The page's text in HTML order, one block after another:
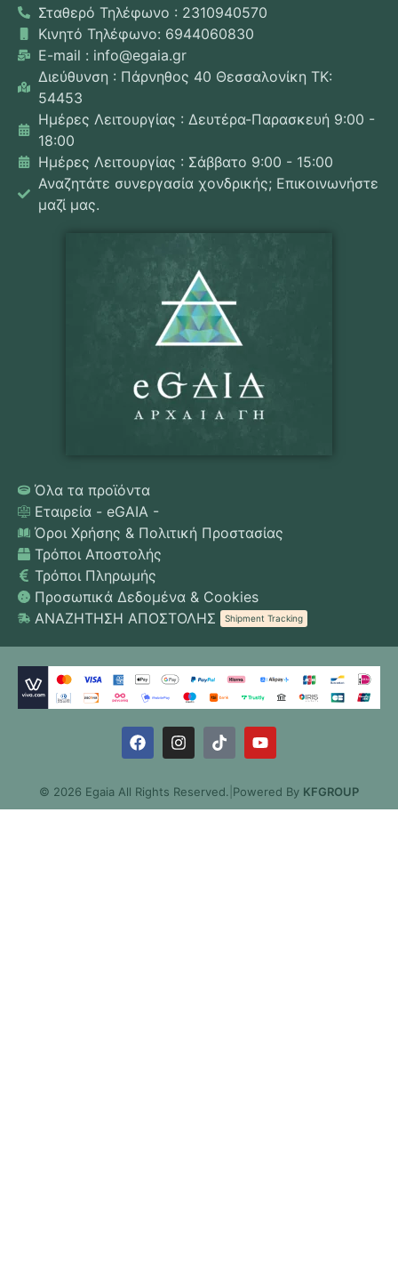
Σταθερό Τηλέφωνο : 2310940570
Κινητό Τηλέφωνο: 6944060830
E-mail : info@egaia.gr
Διεύθυνση : Πάρνηθος 40 Θεσσαλονίκη ΤΚ:
54453
Ημέρες Λειτουργίας : Δευτέρα-Παρασκευή 9:00 -
18:00
Ημέρες Λειτουργίας : Σάββατο 9:00 - 15:00
Αναζητάτε συνεργασία χονδρικής; Επικοινωνήστε
μαζί μας.
Όλα τα προϊόντα
Εταιρεία - eGAIA -
Όροι Χρήσης & Πολιτική Προστασίας
Τρόποι Αποστολής
Τρόποι Πληρωμής
Προσωπικά Δεδομένα & Cookies
ΑΝΑΖΗΤΗΣΗ ΑΠΟΣΤΟΛΗΣ
Shipment Tracking
© 2026 Egaia All Rights Reserved. Powered By KFGROUP